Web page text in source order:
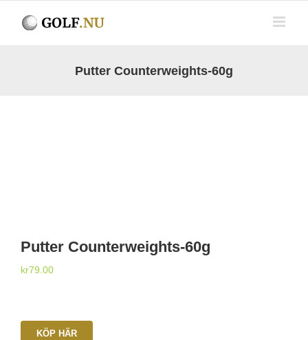
Putter Counterweights-60g
Putter Counterweights-60g
kr79.00
KÖP HÄR